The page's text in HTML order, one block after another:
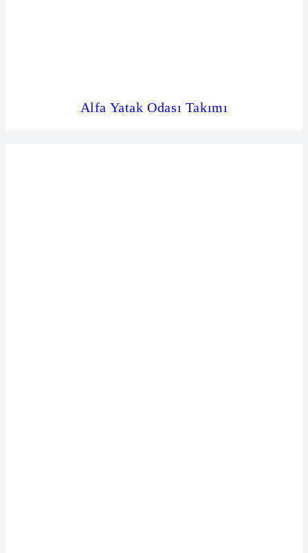
Alfa Yatak Odası Takımı